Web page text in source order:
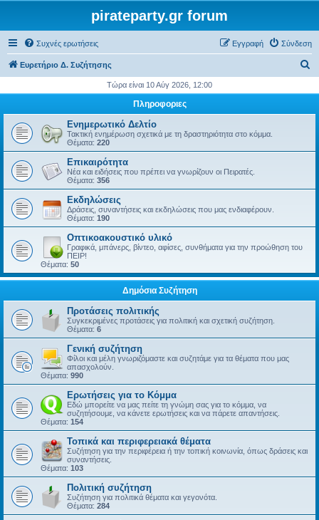
pirateparty.gr forum
Συχνές ερωτήσεις Σύνδεση
Εγγραφή
Ευρετήριο Δ. Συζήτησης
ζ
τ
Τώρα είναι 10 Αύγ 2026, 12:00
Πληροφοριες
Ενημερωτικό Δελτίο
Τακτική ενημέρωση σχετικά με τη δραστηριότητα στο κόμμα.
Θέματα: 220
Επικαιρότητα
Νέα και ειδήσεις που πρέπει να γνωρίζουν οι Πειρατές.
Θέματα: 356
Εκδηλώσεις
Δράσεις, συναντήσεις και εκδηλώσεις που μας ενδιαφέρουν.
Θέματα: 190
Οπτικοακουστικό υλικό
Γραφικά, μπάνερς, βίντεο, αφίσες, συνθήματα για την προώθηση του
ΠΕΙΡ!
Θέματα: 50
Δημόσια Συζήτηση
Προτάσεις πολιτικής
Συγκεκριμένες προτάσεις για πολιτική και σχετική συζήτηση.
Θέματα: 6
Γενική συζήτηση
Φίλοι και μέλη γνωριζόμαστε και συζητάμε για τα θέματα που μας
απασχολούν.
Θέματα: 990
Ερωτήσεις για το Κόμμα
Εδώ μπορείτε να μας πείτε τη γνώμη σας για το κόμμα, να
συζητήσουμε, να κάνετε ερωτήσεις και να πάρετε απαντήσεις.
Θέματα: 154
Τοπικά και περιφερειακά θέματα
Συζήτηση για την περιφέρεια ή την τοπική κοινωνία, όπως δράσεις και
συναντήσεις.
Θέματα: 103
Πολιτική συζήτηση
Συζήτηση για πολιτικά θέματα και γεγονότα.
Θέματα: 284